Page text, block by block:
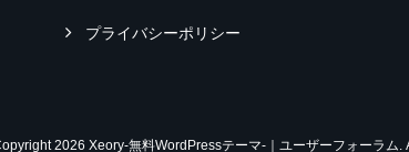
プライバシーポリシー
2026 Xeory-無料WordPressテーマ-｜ユーザーフォーラム.